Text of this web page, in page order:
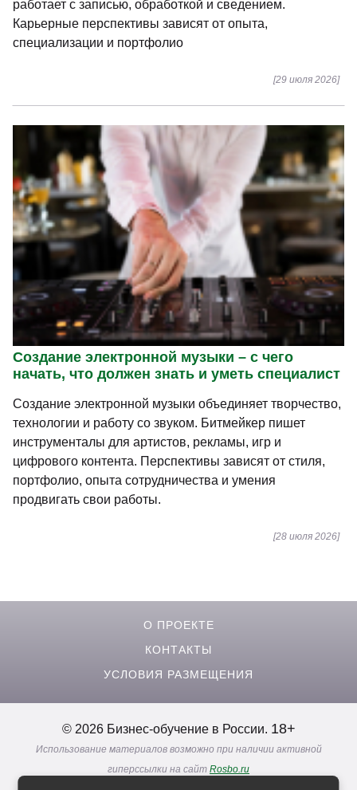
Звукорежиссура – с чего начать, что должен
знать и уметь специалист
Звукорежиссура востребована в музыке, кино, театре,
рекламе, подкастах и цифровых проектах. Специалист
отвечает за качество и выразительность аудио,
работает с записью, обработкой и сведением.
Карьерные перспективы зависят от опыта,
специализации и портфолио
Создание электронной музыки – с чего